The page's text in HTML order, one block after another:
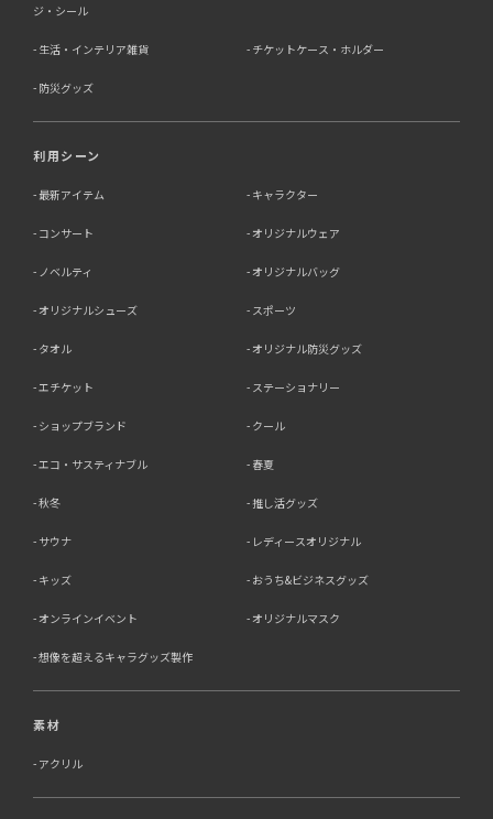
ジ・シール
生活・インテリア雑貨 チケットケース・ホルダー
防災グッズ
利用シーン
最新アイテム キャラクター
コンサート オリジナルウェア
ノベルティ オリジナルバッグ
オリジナルシューズ スポーツ
タオル オリジナル防災グッズ
エチケット ステーショナリー
ショップブランド クール
エコ・サスティナブル 春夏
秋冬 推し活グッズ
サウナ レディースオリジナル
キッズ おうち&ビジネスグッズ
オンラインイベント オリジナルマスク
想像を超えるキャラグッズ製作
素材
アクリル